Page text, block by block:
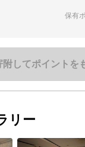
保有
附してポイントを
リー